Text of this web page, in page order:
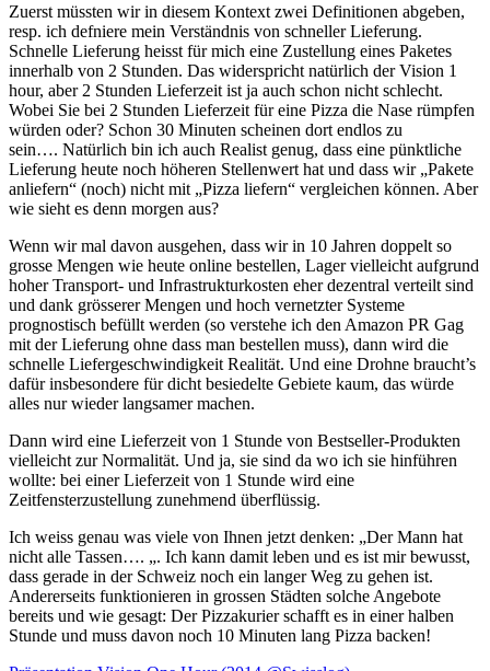
Zuerst müssten wir in diesem Kontext zwei Definitionen abgeben,
resp. ich defniere mein Verständnis von schneller Lieferung.
Schnelle Lieferung heisst für mich eine Zustellung eines Paketes
innerhalb von 2 Stunden. Das widerspricht natürlich der Vision 1
hour, aber 2 Stunden Lieferzeit ist ja auch schon nicht schlecht.
Wobei Sie bei 2 Stunden Lieferzeit für eine Pizza die Nase rümpfen
würden oder? Schon 30 Minuten scheinen dort endlos zu
sein…. Natürlich bin ich auch Realist genug, dass eine pünktliche
Lieferung heute noch höheren Stellenwert hat und dass wir „Pakete
anliefern“ (noch) nicht mit „Pizza liefern“ vergleichen können. Aber
wie sieht es denn morgen aus?
Wenn wir mal davon ausgehen, dass wir in 10 Jahren doppelt so
grosse Mengen wie heute online bestellen, Lager vielleicht aufgrund
hoher Transport- und Infrastrukturkosten eher dezentral verteilt sind
und dank grösserer Mengen und hoch vernetzter Systeme
prognostisch befüllt werden (so verstehe ich den Amazon PR Gag
mit der Lieferung ohne dass man bestellen muss), dann wird die
schnelle Liefergeschwindigkeit Realität. Und eine Drohne braucht’s
dafür insbesondere für dicht besiedelte Gebiete kaum, das würde
alles nur wieder langsamer machen.
Dann wird eine Lieferzeit von 1 Stunde von Bestseller-Produkten
vielleicht zur Normalität. Und ja, sie sind da wo ich sie hinführen
wollte: bei einer Lieferzeit von 1 Stunde wird eine
Zeitfensterzustellung zunehmend überflüssig.
Ich weiss genau was viele von Ihnen jetzt denken: „Der Mann hat
nicht alle Tassen…. „. Ich kann damit leben und es ist mir bewusst,
dass gerade in der Schweiz noch ein langer Weg zu gehen ist.
Andererseits funktionieren in grossen Städten solche Angebote
bereits und wie gesagt: Der Pizzakurier schafft es in einer halben
Stunde und muss davon noch 10 Minuten lang Pizza backen!